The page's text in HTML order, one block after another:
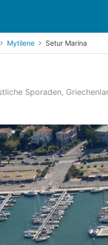
Mytilene Setur Marina
Sporaden,